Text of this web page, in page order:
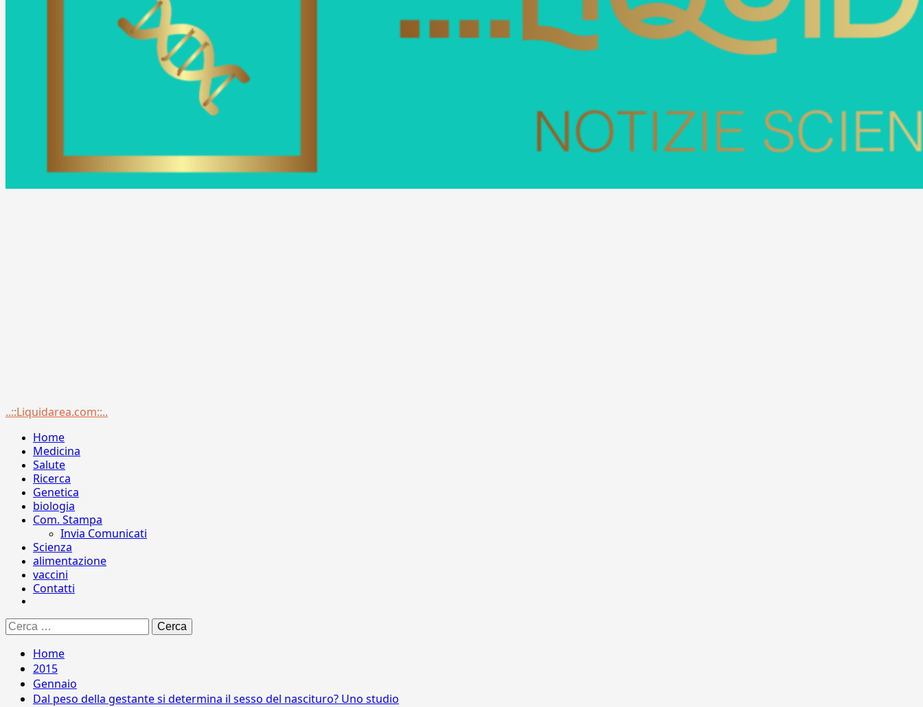
Menu
..::Liquidarea.com::..
Home
Medicina
Salute
Ricerca
Genetica
biologia
Com. Stampa
Invia Comunicati
Scienza
alimentazione
vaccini
Contatti
Ricerca
per:
Home
2015
Gennaio
Dal peso della gestante si determina il sesso del nascituro? Uno studio